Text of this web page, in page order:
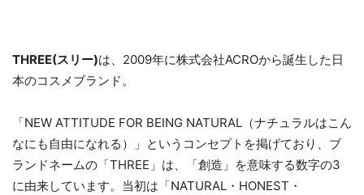
THREE(スリー)は、2009年に株式会社ACROから誕生した日
本のコスメブランド。
「NEW ATTITUDE FOR BEING NATURAL（ナチュラルはこん
なにも自由になれる）」というコンセプトを掲げており、ブ
ランドネームの「THREE」は、「創造」を意味する数字の3
に由来しています。当初は「NATURAL・HONEST・